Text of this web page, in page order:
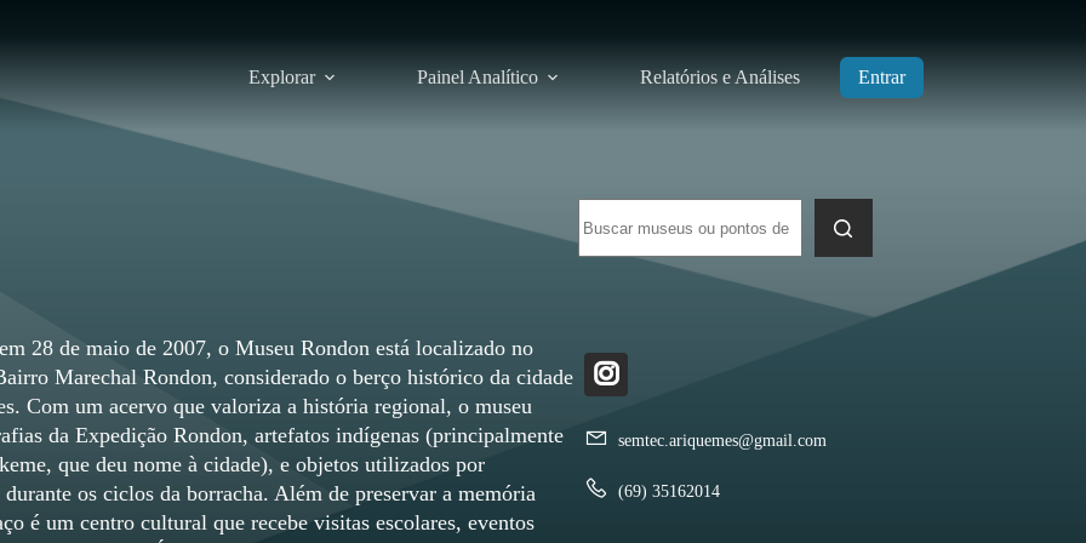
Explorar Painel Analítico Relatórios e Análises Entrar
resultados
semtec.ariquemes@gmail.com
(69) 35162014
28 de maio de 2007, o Museu Rondon está localizado no
Marechal Rondon, considerado o berço histórico da cidade
Com um acervo que valoriza a história regional, o museu
da Expedição Rondon, artefatos indígenas (principalmente
que deu nome à cidade), e objetos utilizados por
os ciclos da borracha. Além de preservar a memória
é um centro cultural que recebe visitas escolares, eventos